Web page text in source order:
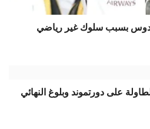
بسبب سلوك غير رياضي
على دورتموند وبلوغ النهائي